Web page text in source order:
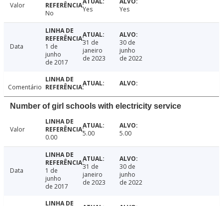
Valor
No
Yes Yes
Data
1 de
junho
de 2017
31 de
janeiro
de 2023
30 de
junho
de 2022
Comentário
Number of girl schools with electricity service
Valor
0.00
5.00 5.00
Data
1 de
junho
de 2017
31 de
janeiro
de 2023
30 de
junho
de 2022